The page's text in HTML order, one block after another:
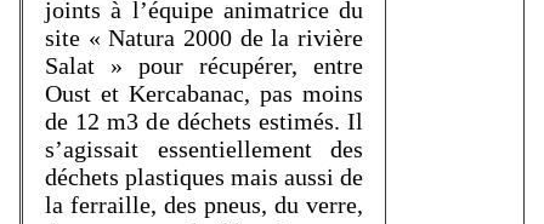
joints à l’équipe animatrice du
site « Natura 2000 de la rivière
Salat » pour récupérer, entre
Oust et Kercabanac, pas moins
de 12 m3 de déchets estimés. Il
s’agissait essentiellement des
déchets plastiques mais aussi de
la ferraille, des pneus, du verre,